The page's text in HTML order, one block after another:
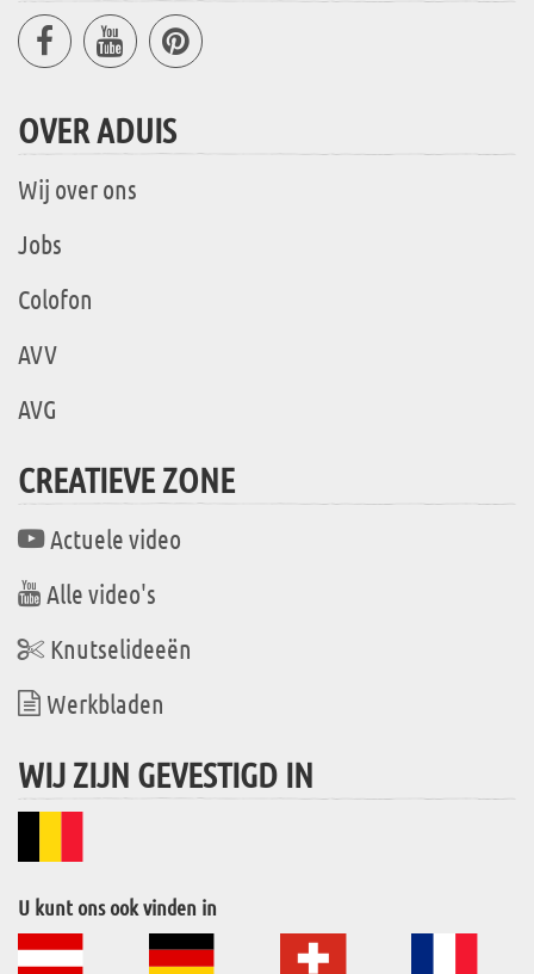
OVER ADUIS
Wij over ons
Jobs
Colofon
AVV
AVG
CREATIEVE ZONE
Actuele video
Alle video's
Knutselideeën
Werkbladen
WIJ ZIJN GEVESTIGD IN
U kunt ons ook vinden in